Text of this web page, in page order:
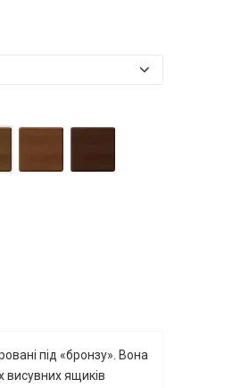
під «бронзу». Вона
висувних ящиків